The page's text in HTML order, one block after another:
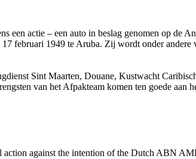
actie – een auto in beslag genomen op de
februari 1949 te Aruba. Zij wordt onder
Sint Maarten, Douane, Kustwacht
van het Afpakteam komen ten goede aan
against the intention of the Dutch ABN